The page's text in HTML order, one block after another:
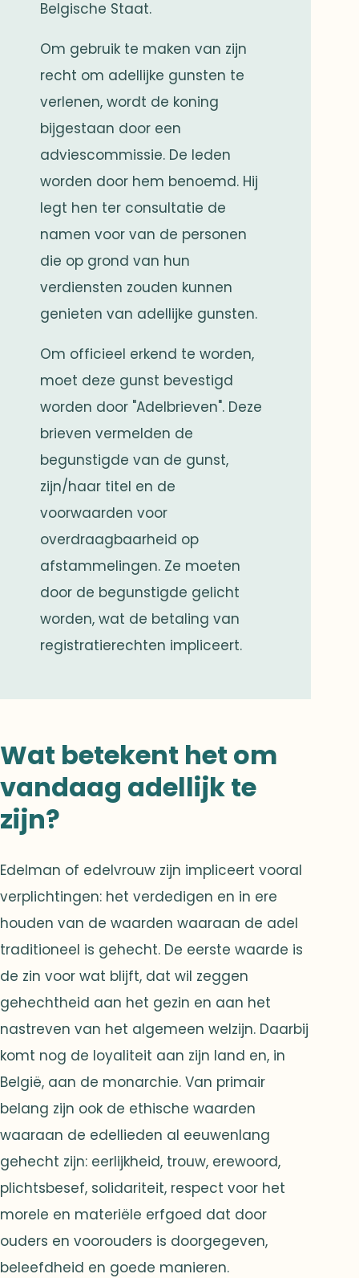
Belgische Staat.
Om gebruik te maken van zijn
recht om adellijke gunsten te
verlenen, wordt de koning
bijgestaan door een
adviescommissie. De leden
worden door hem benoemd. Hij
legt hen ter consultatie de
namen voor van de personen
die op grond van hun
verdiensten zouden kunnen
genieten van adellijke gunsten.
Om officieel erkend te worden,
moet deze gunst bevestigd
worden door "Adelbrieven". Deze
brieven vermelden de
begunstigde van de gunst,
zijn/haar titel en de
voorwaarden voor
overdraagbaarheid op
afstammelingen. Ze moeten
door de begunstigde gelicht
worden, wat de betaling van
registratierechten impliceert.
Wat betekent het om
vandaag adellijk te
zijn?
Edelman of edelvrouw zijn impliceert vooral
verplichtingen: het verdedigen en in ere
houden van de waarden waaraan de adel
traditioneel is gehecht. De eerste waarde is
de zin voor wat blijft, dat wil zeggen
gehechtheid aan het gezin en aan het
nastreven van het algemeen welzijn. Daarbij
komt nog de loyaliteit aan zijn land en, in
België, aan de monarchie. Van primair
belang zijn ook de ethische waarden
waaraan de edellieden al eeuwenlang
gehecht zijn: eerlijkheid, trouw, erewoord,
plichtsbesef, solidariteit, respect voor het
morele en materiële erfgoed dat door
ouders en voorouders is doorgegeven,
beleefdheid en goede manieren.